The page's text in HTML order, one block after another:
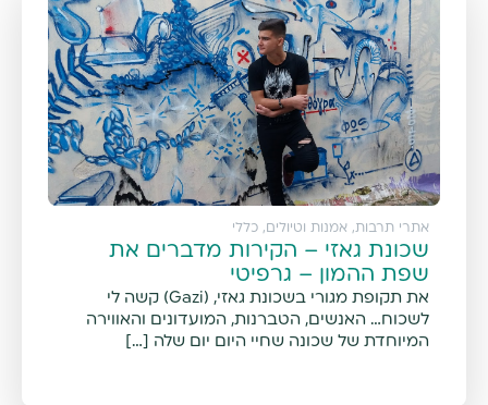
אתרי תרבות, אמנות וטיולים , כללי
שכונת גאזי – הקירות מדברים את
שפת ההמון – גרפיטי
את תקופת מגורי בשכונת גאזי, (Gazi) קשה לי
לשכוח… האנשים, הטברנות, המועדונים והאווירה
המיוחדת של שכונה שחיי היום יום שלה […]